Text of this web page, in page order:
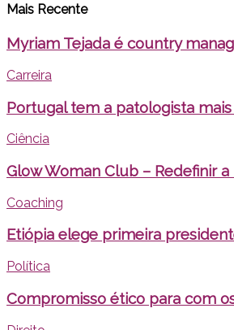
Mais Recente
Myriam Tejada é country
Carreira
Portugal tem a patologista
Ciência
Glow Woman Club – Redefinir
Coaching
Etiópia elege primeira
Política
Compromisso ético para com